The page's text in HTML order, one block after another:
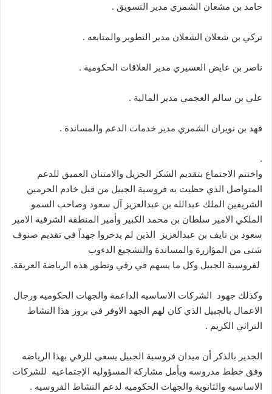
حامد بن مشعان الشمري مدير التسويق .
تركي بن شعلان الشعلان مدير التطوير والمتابعه .
ناصر بن عايض العسيري مدير العلاقات الحكومية .
علي بن سالم العجمي مدير المالية .
فهد بن نويران الشمري مدير خدمات الدعم والمساندة .
.
واختتم الاجتماع بتقديم الشكر الجزيل والامتنان العميق للدعم
المتواصل الذي حظيت به فروسية الجبيل من قبل خادم الحرمين
الشريفين الملك عبدالله بن عبدالعزيز آل سعود وصاحب السمو
الملكي الامير سلطان بن محمد الكبير وأمير المنطقة الشرقية الامير
سعود بن نايف بن عبدالعزيز الذين لم يدخروا جهداً في تقديم صنوف
شتى من المؤازرة والمساندة والتشجيع الدءوب
لفروسية الجبيل وكل ما يسهم في رقي وتطور هذه الرياضة العريقة.
وكذلك جهود الشركات الاساسيه الداعمة والجهات الحكوميه ورجال
الاعمال بالجبيل الذي كان لهم الجهد الاوفر في بروز هذا النشاط
التراثي الكريم .
الجدير بالذكر أن ميدان فروسية الجبيل يسعى للرقي بهذا الرياضه
وفق خطط مدروسه ويأمل مشاركة المسؤوليه الإجتماعيه للشركات
الاساسيه والثانوية والجهات الحكوميه لدعم النشاط الفروسيه .